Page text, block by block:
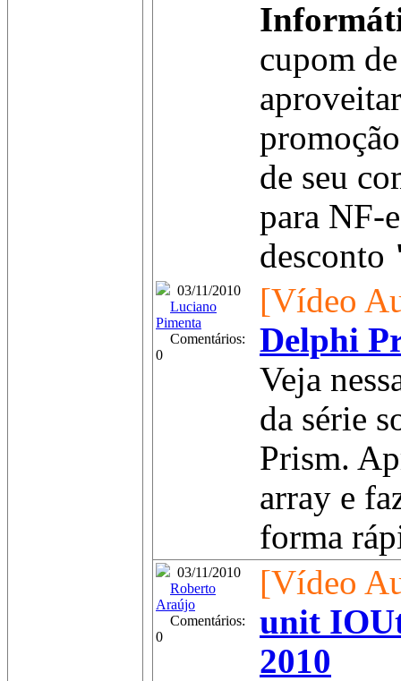
cupom
de seu
para NF-
desconto
03/11/2010
Luciano
Pimenta
Comentários:
0
[Vídeo
Delphi
Veja
da série
Prism.
array e
forma
03/11/2010
Roberto
Araújo
Comentários:
0
[Vídeo
unit
2010